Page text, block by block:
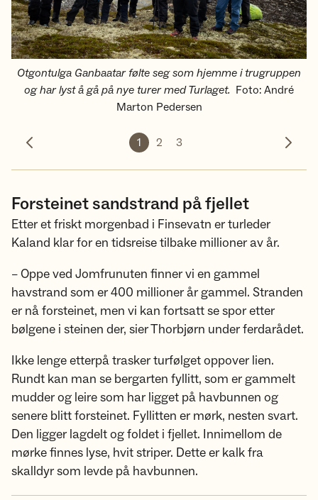
Otgontulga Ganbaatar følte seg som hjemme i trugruppen
og har lyst å gå på nye turer med Turlaget. Foto: André
Marton Pedersen
Forrige bilde
1 2 3
Forsteinet sandstrand på fjellet
Etter et friskt morgenbad i Finsevatn er turleder
Kaland klar for en tidsreise tilbake millioner av år.
– Oppe ved Jomfrunuten finner vi en gammel
havstrand som er 400 millioner år gammel. Stranden
er nå forsteinet, men vi kan fortsatt se spor etter
bølgene i steinen der, sier Thorbjørn under ferdarådet.
Ikke lenge etterpå trasker turfølget oppover lien.
Rundt kan man se bergarten fyllitt, som er gammelt
mudder og leire som har ligget på havbunnen og
senere blitt forsteinet. Fyllitten er mørk, nesten svart.
Den ligger lagdelt og foldet i fjellet. Innimellom de
mørke finnes lyse, hvit striper. Dette er kalk fra
skalldyr som levde på havbunnen.